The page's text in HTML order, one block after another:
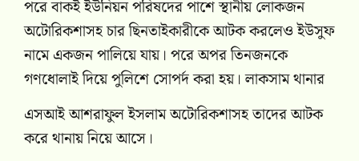
পরে বাকই ইউনিয়ন পরিষদের পাশে স্থানীয় লোকজন
অটোরিকশাসহ চার ছিনতাইকারীকে আটক করলেও ইউসুফ
নামে একজন পালিয়ে যায়। পরে অপর তিনজনকে
গণধোলাই দিয়ে পুলিশে সোপর্দ করা হয়। লাকসাম থানার
এসআই আশরাফুল ইসলাম অটোরিকশাসহ তাদের আটক
করে থানায় নিয়ে আসে।